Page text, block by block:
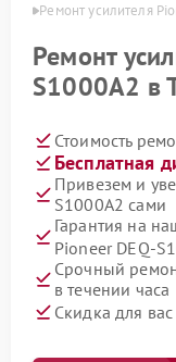
Ремонт усилителя
Ремонт
S1000A2 в
Стоимость
Бесплатная
Привезем и
S1000A2 сами
Гарантия на
Pioneer DEQ-
Срочный
в течении часа
Скидка для